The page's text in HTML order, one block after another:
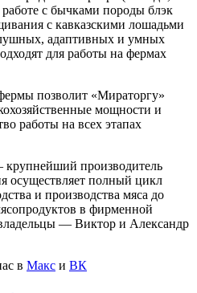
с бычками породы блэк
с кавказскими лошадьми
адаптивных и умных
для работы на фермах
позволит «Мираторгу»
мощности и
работы на всех этапах
производитель
осуществляет полный цикл
и производства мяса до
в фирменной
— Виктор и Александр
в Макс и ВК